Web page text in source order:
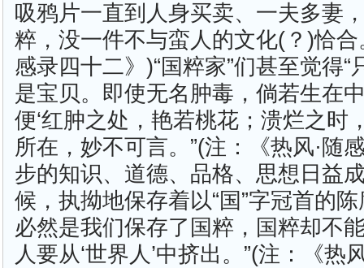
吸鸦片一直到人身买卖、一夫多妻
粹，没一件不与蛮人的文化(？)恰合
感录四十二》)“国粹家”们甚至觉得
是宝贝。即使无名肿毒，倘若生在
便‘红肿之处，艳若桃花；溃烂之时
所在，妙不可言。”(注：《热风·随
步的知识、道德、品格、思想日益
候，执拗地保存着以“国”字冠首的
必然是我们保存了国粹，国粹却不
人要从‘世界人’中挤出。”(注：《热